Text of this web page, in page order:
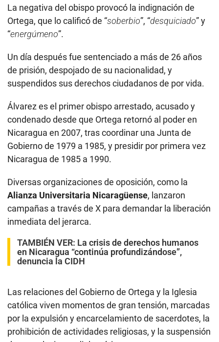
La negativa del obispo provocó la indignación de
Ortega, que lo calificó de “soberbio”, “desquiciado” y
“energúmeno”.
Un día después fue sentenciado a más de 26 años
de prisión, despojado de su nacionalidad, y
suspendidos sus derechos ciudadanos de por vida.
Álvarez es el primer obispo arrestado, acusado y
condenado desde que Ortega retornó al poder en
Nicaragua en 2007, tras coordinar una Junta de
Gobierno de 1979 a 1985, y presidir por primera vez
Nicaragua de 1985 a 1990.
Diversas organizaciones de oposición, como la
Alianza Universitaria Nicaragüense, lanzaron
campañas a través de X para demandar la liberación
inmediata del jerarca.
TAMBIÉN VER: La crisis de derechos humanos
en Nicaragua “continúa profundizándose”,
denuncia la CIDH
Las relaciones del Gobierno de Ortega y la Iglesia
católica viven momentos de gran tensión, marcadas
por la expulsión y encarcelamiento de sacerdotes, la
prohibición de actividades religiosas, y la suspensión